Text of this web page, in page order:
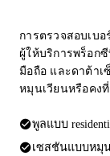
การตรวจสอบเบอ
ผู้ให้บริการพร็อก
มือถือ และดาต้าเ
หมุนเวียนหรือคง
พูลแบบ
เซสชันแบบหมุ